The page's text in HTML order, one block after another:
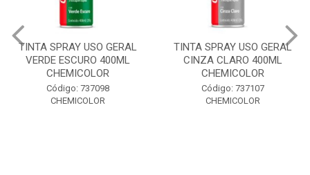
TINTA SPRAY USO GERAL
VERDE ESCURO 400ML
CHEMICOLOR
Código: 737098
CHEMICOLOR
TINTA SPRAY USO GERAL
CINZA CLARO 400ML
CHEMICOLOR
Código: 737107
CHEMICOLOR